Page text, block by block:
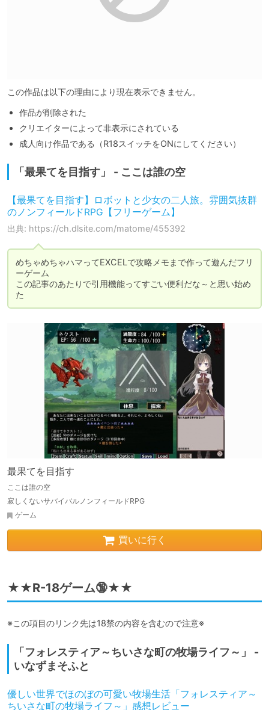
この作品は以下の理由により現在表示できません。
作品が削除された
クリエイターによって非表示にされている
成人向け作品である（R18スイッチをONにしてください）
「最果てを目指す」 - ここは誰の空
【最果てを目指す】ロボットと少女の二人旅。雰囲気抜群
のノンフィールドRPG【フリーゲーム】
出典: https://ch.dlsite.com/matome/455392
めちゃめちゃハマってEXCELで攻略メモまで作って遊んだフリ
ーゲーム
この記事のあたりで引用機能ってすごい便利だな～と思い始め
た
最果てを目指す
ここは誰の空
寂しくないサバイバルノンフィールドRPG
ゲーム
買いに行く
★★R-18ゲーム🔞★★
※この項目のリンク先は18禁の内容を含むので注意※
「フォレスティア～ちいさな町の牧場ライフ～」 -
いなずまそふと
優しい世界でほのぼの可愛い牧場生活「フォレスティア～
ちいさな町の牧場ライフ～」感想レビュー